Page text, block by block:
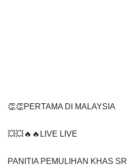
👏👏PERTAMA DI MALAYSIA
💥💥🔥🔥LIVE LIVE
PANITIA PEMULIHAN KHAS SR